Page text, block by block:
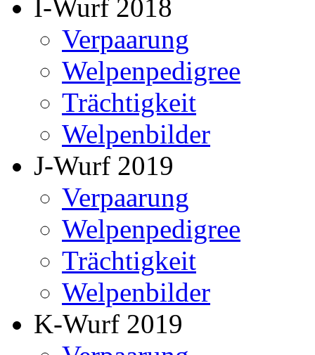
I-Wurf 2018
Verpaarung
Welpenpedigree
Trächtigkeit
Welpenbilder
J-Wurf 2019
Verpaarung
Welpenpedigree
Trächtigkeit
Welpenbilder
K-Wurf 2019